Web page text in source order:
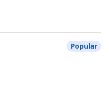
Popular